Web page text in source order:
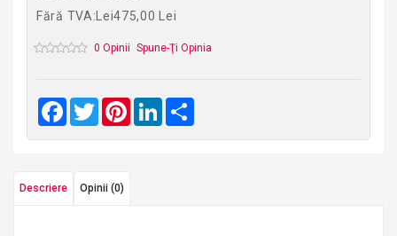
Fără TVA:Lei475,00 Lei
0 Opinii Spune-Ţi Opinia
Facebook
TwitterPinterestLinkedIn
Descriere Opinii (0)